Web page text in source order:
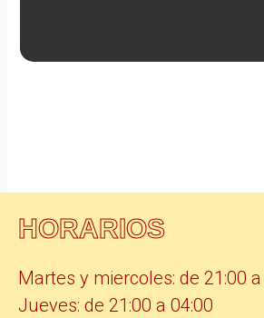
HORARIOS
Martes y miercoles: de 21:00 a
Jueves: de 21:00 a 04:00